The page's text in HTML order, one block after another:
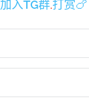
加入TG群.打赏🍗